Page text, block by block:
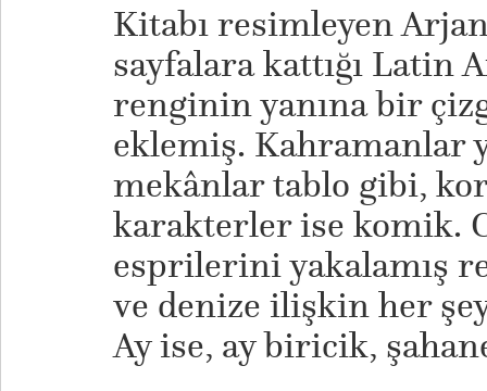
Kitabı resimleyen
sayfalara kattığı Latin
renginin yanına bir
eklemiş. Kahramanlar
mekânlar tablo gibi,
karakterler ise komik.
esprilerini yakalamış
ve denize ilişkin her
Ay ise, ay biricik,